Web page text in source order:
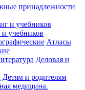
принадлежности
учебников
Атласы
Деловая и
Детям и родителям